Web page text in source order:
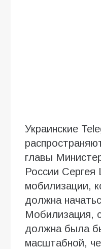
Украинские
главы
России
мобилизации,
должна
Мобилизация,
должна была
масштабной,